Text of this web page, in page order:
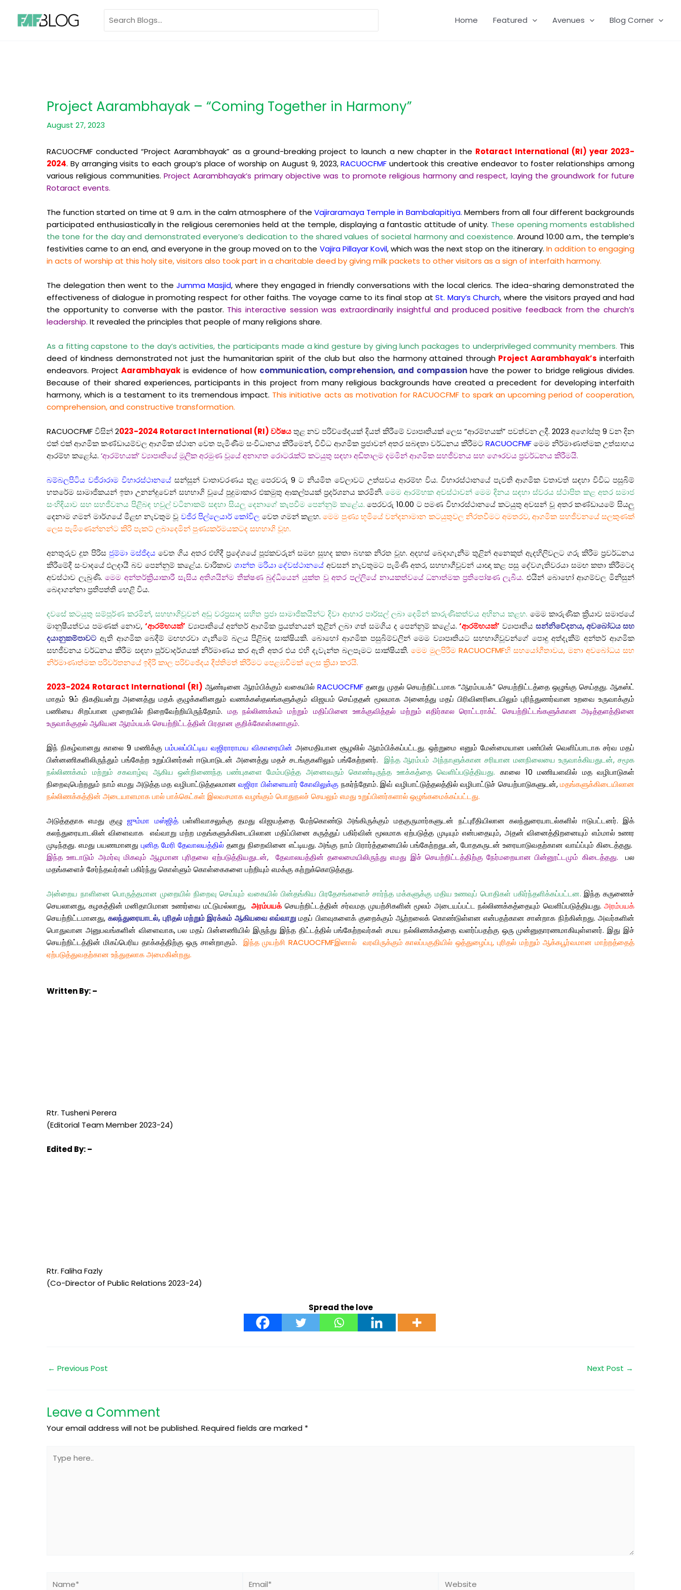
content
Home Featured Avenues Blog Corner
Project Aarambhayak – “Coming Together in Harmony”
August 27, 2023
RACUOCFMF conducted “Project Aarambhayak” as a ground-breaking project to launch a new chapter in the Rotaract International (RI) year 2023-
2024. By arranging visits to each group’s place of worship on August 9, 2023,RACUOCFMF undertook this creative endeavor to foster relationships among
various religious communities. Project Aarambhayak’s primary objective was to promote religious harmony and respect, laying the groundwork for future
Rotaract events.
The function started on time at 9 a.m. in the calm atmosphere of theVajiraramaya Temple in Bambalapitiya. Members from all four different backgrounds
participated enthusiastically in the religious ceremonies held at the temple, displaying a fantastic attitude of unity. These opening moments established
the tone for the day and demonstrated everyone’s dedication to the shared values of societal harmony and coexistence.Around 10:00 a.m., the temple’s
festivities came to an end, and everyone in the group moved on to the Vajira Pillayar Kovil, which was the next stop on the itinerary. In addition to engaging
in acts of worship at this holy site, visitors also took part in a charitable deed by giving milk packets to other visitors as a sign of interfaith harmony.
The delegation then went to the Jumma Masjid, where they engaged in friendly conversations with the local clerics. The idea-sharing demonstrated the
effectiveness of dialogue in promoting respect for other faiths. The voyage came to its final stop atSt. Mary’s Church, where the visitors prayed and had
the opportunity to converse with the pastor. This interactive session was extraordinarily insightful and produced positive feedback from the church’s
leadership. It revealed the principles that people of many religions share.
As a fitting capstone to the day’s activities, the participants made a kind gesture by giving lunch packages to underprivileged community members. This
deed of kindness demonstrated not just the humanitarian spirit of the club but also the harmony attained through Project Aarambhayak’s interfaith
endeavors. ProjectAarambhayak is evidence of how communication, comprehension, and compassionhave the power to bridge religious divides.
Because of their shared experiences, participants in this project from many religious backgrounds have created a precedent for developing interfaith
harmony, which is a testament to its tremendous impact. This initiative acts as motivation for RACUOCFMF to spark an upcoming period of cooperation,
comprehension, and constructive transformation.
RACUOCFMF විසින් 2023-2024 Rotaract International (RI) වර්ෂයතුළ නව පරිච්ඡේදයක් දියත් කිරීමේ ව්‍යාපෘතියක් ලෙස “ආරම්භයක්” පවත්වන ලදී. 2023 අගෝස්තු 9 වන දින
එක් එක් ආගමික කණ්ඩායම්වල ආගමික ස්ථාන වෙත පැමිණීම සංවිධානය කිරීමෙන්, විවිධ ආගමික ප්‍රජාවන් අතර සබඳතා වර්ධනය කිරීමටRACUOCFMFමෙම නිර්මාණාත්මක උත්සාහය
ආරම්භ කළෝය. ‘ආරම්භයක්’ ව්‍යාපෘතියේ මූලික අරමුණ වූයේ අනාගත රොටරැක්ට් කටයුතු සඳහා අඩිතාලම දමමින් ආගමික සහජීවනය සහ ගෞරවය ප්‍රවර්ධනය කිරීමයි.
බම්බලපිටිය වජිරාරාම විහාරස්ථානයේසන්සුන් වාතාවරණය තුළ පෙරවරු 9 ට නියමිත වේලාවට උත්සවය ආරම්භ විය. විහාරස්ථානයේ පැවති ආගමික වතාවත් සඳහා විවිධ පසුබිම්
හතරේම සාමාජිකයන් ඉතා උනන්දුවෙන් සහභාගි වූයේ පුදුමාකාර එකමුතු ආකල්පයක් ප්‍රදර්ශනය කරමිනි.මෙම ආරම්භක අවස්ථාවන් මෙම දිනය සඳහා ස්වරය ස්ථාපිත කළ අතර සමාජ
සංහිඳියාව සහ සහජීවනය පිළිබඳ හවුල් වටිනාකම් සඳහා සියලු දෙනාගේ කැපවීම පෙන්නුම් කළේය.පෙරවරු 10.00 ට පමණ විහාරස්ථානයේ කටයුතු අවසන් වූ අතර කණ්ඩායමේ සියලු
දෙනාම ගමන් මාර්ගයේ මීළඟ නැවතුම වූ වජිර පිල්ලෙයාර් කෝවිල වෙත ගමන් කළහ.මෙම පුණ්‍ය භූමියේ වන්දනාමාන කටයුතුවල නිරතවීමට අමතරව, ආගමික සහජීවනයේ සලකුණක්
ලෙස පැමිණෙන්නන්ට කිරි පැකට් ලබාදෙමින් පුණ්‍යකර්මයකටද සහභාගි වූහ.
අනතුරුව දූත පිරිස ජුම්මා මස්ජිදය වෙත ගිය අතර එහිදී ප්‍රදේශයේ පූජකවරුන් සමඟ සුහද කතා බහක නිරත වූහ. අදහස් බෙදාගැනීම තුළින් අනෙකුත් ඇදහිලිවලට ගරු කිරීම ප්‍රවර්ධනය
කිරීමේදී සංවාදයේ ඵලදායී බව පෙන්නුම් කළේය.චාරිකාවශාන්ත මරියා දේවස්ථානයේ අවසන් නැවතුමට පැමිණි අතර, සහභාගීවූවන් යාඥා කළ පසු දේවගැතිවරයා සමඟ කතා කිරීමටද
අවස්ථාව ලැබුණි.මෙම අන්තර්ක්‍රියාකාරී සැසිය අතිශයින්ම තීක්ෂණ බුද්ධියෙන් යුක්ත වූ අතර පල්ලියේ නායකත්වයේ ධනාත්මක ප්‍රතිපෝෂණ ලැබීය. එයින් බොහෝ ආගම්වල මිනිසුන්
බෙදාගන්නා ප්‍රතිපත්ති හෙළි විය.
දවසේ කටයුතු සම්පූර්ණ කරමින්, සහභාගිවූවන් අඩු වරප්‍රසාද සහිත ප්‍රජා සාමාජිකයින්ට දිවා ආහාර පාර්සල් ලබා දෙමින් කාරුණිකත්වය අභිනය කළහ. මෙම කාරුණික ක්‍රියාව සමාජයේ
මානුෂීයත්වය පමණක් නොව, ‘ආරම්භයක්’ ව්‍යාපෘතියේ අන්තර් ආගමික ප්‍රයත්නයන් තුළින් ලබා ගත් සමගිය ද පෙන්නුම් කළේය.‘ආරම්භයක්’ ව්‍යාපෘතියසන්නිවේදනය, අවබෝධය සහ
දයානුකම්පාවට ඇති ආගමික බෙදීම් මඟහරවා ගැනීමේ බලය පිළිබඳ සාක්ෂියකි. බොහෝ ආගමික පසුබිම්වලින් මෙම ව්‍යාපෘතියට සහභාගිවූවන්ගේ පොදු අත්දැකීම් අන්තර් ආගමික
සහජීවනය වර්ධනය කිරීම සඳහා පූර්වාදර්ශයක් නිර්මාණය කර ඇති අතර එය එහි දැවැන්ත බලපෑමට සාක්ෂියකි. මෙම මුලපිරීම RACUOCFMFහි සහයෝගීතාවය, මනා අවබෝධය සහ
නිර්මාණාත්මක පරිවර්තනයේ ඉදිරි කාල පරිච්ඡේදය දීප්තිමත් කිරීමට පෙළඹවීමක් ලෙස ක්‍රියා කරයි.
2023-2024 Rotaract International (RI) ஆண்டினை ஆரம்பிக்கும் வகையில் RACUOCFMF தனது முதல் செயற்றிட்டமாக “ஆரம்பயக்” செயற்றிட்டத்தை ஒழுங்கு செய்தது. ஆகஸ்ட்
மாதம் 9ம் திகதியன்று அனைத்து மதக் குழுக்களினதும் வணக்கஸ்தலங்களுக்கும் விஜயம் செய்ததன் மூலமாக அனைத்து மதப் பிரிவினரிடையிலும் புரிந்துணர்வான உறவை உருவாக்கும்
பணியை சிறப்பான முறையில் நிறைவேற்றியிருந்தோம். மத நல்லிணக்கம் மற்றும் மதிப்பினை ஊக்குவித்தல் மற்றும் எதிர்கால ரொட்டராக்ட் செயற்றிட்டங்களுக்கான அடித்தளத்தினை
உருவாக்குதல்ஆகியன ஆரம்பயக்செயற்றிட்டத்தின் பிரதான குறிக்கோள்களாகும்.
இந் நிகழ்வானது காலை 9 மணிக்கு பம்பலப்பிட்டிய வஜிராராமய விகாரையின் அமைதியான சூழலில் ஆரம்பிக்கப்பட்டது.ஒற்றுமை எனும் மேன்மையான பண்பின் வெளிப்பாடாக சர்வ மதப்
பின்னணிகளிலிருந்தும் பங்கேற்ற உறுப்பினர்கள் ஈடுபாடுடன் அனைத்து மதச் சடங்குகளிலும் பங்கேற்றனர்.இந்த ஆரம்பம் அந்நாளுக்கான சரியான மனநிலையை உருவாக்கியதுடன்,சமூக
நல்லிணக்கம் மற்றும் சகவாழ்வு ஆகிய ஒன்றிணைந்த பண்புகளை மேம்படுத்த அனைவரும் கொண்டிருந்த ஊக்கத்தை வெளிப்படுத்தியது.காலை 10மணியளவில் மத வழிபாடுகள்
நிறைவுபெற்றதும் நாம் எமது அடுத்த மத வழிபாட்டுத்தலமான வஜிரா பிள்ளையார் கோவிலுக்கு நகர்ந்தோம். இவ் வழிபாட்டுத்தலத்தில் வழிபாட்டுச் செயற்பாடுகளுடன்,மதங்களுக்கிடையிலான
நல்லிணக்கத்தின் அடையாளமாகபால்பாக்கெட்கள்இலவசமாகவழங்கும் பொதுநலச்செயலும் எமது உறுப்பினர்களால்ஒழுங்கமைக்கப்பட்டது.
அடுத்ததாக எமது குழு ஜும்மா மஸ்ஜித் பள்ளிவாசலுக்கு தமது விஜயத்தை மேற்கொண்டு அங்கிருக்கும் மதகுருமார்களுடன் நட்புரீதியிலான கலந்துரையாடல்களில் ஈடுபட்டனர்.இக்
கலந்துரையாடலின் விளைவாக எவ்வாறு மற்ற மதங்களுக்கிடையிலான மதிப்பினை கருத்துப் பகிர்வின் மூலமாக ஏற்படுத்த முடியும் என்பதையும், அதன் வினைத்திறனையும் எம்மால் உணர
முடிந்தது. எமது பயணமானது புனித மேரி தேவாலயத்தில் தனது நிறைவினை எட்டியது.அங்கு நாம் பிரார்த்தனையில் பங்கேற்றதுடன்,போதகருடன் உரையாடுவதற்கான வாய்ப்பும் கிடைத்தது.
இந்த ஊடாடும் அமர்வு மிகவும் ஆழமான புரிதலை ஏற்படுத்தியதுடன், தேவாலயத்தின் தலைமையிலிருந்து எமது இச் செயற்றிட்டத்திற்கு நேர்மறையான பின்னூட்டமும் கிடைத்தது.
பல
மதங்களைச்சேர்ந்தவர்கள்பகிர்ந்து கொள்ளும் கொள்கைகளைபற்றியும் எமக்குகற்றுக்கொடுத்தது.
அன்றைய நாளினை பொருத்தமான முறையில் நிறைவு செய்யும் வகையில் பின்தங்கிய பிரதேசங்களைச் சார்ந்த மக்களுக்கு மதிய உணவுப் பொதிகள் பகிர்ந்தளிக்கப்பட்டன.இந்த கருணைச்
செயலானது, கழகத்தின் மனிதாபிமான உணர்வை மட்டுமல்லாது, அரம்பயக் செயற்றிட்டத்தின் சர்வமத முயற்சிகளின் மூலம் அடையப்பட்ட நல்லிணக்கத்தையும் வெளிப்படுத்தியது. அரம்பயக்
செயற்றிட்டமானது,கலந்துரையாடல், புரிதல் மற்றும் இரக்கம் ஆகியவை எவ்வாறு மதப் பிளவுகளைக் குறைக்கும் ஆற்றலைக் கொண்டுள்ளன என்பதற்கான சான்றாக நிற்கின்றது.அவர்களின்
பொதுவான அனுபவங்களின் விளைவாக,பல மதப் பின்னணியில் இருந்து இந்த திட்டத்தில் பங்கேற்றவர்கள் சமய நல்லிணக்கத்தை வளர்ப்பதற்கு ஒரு முன்னுதாரணமாகியுள்ளனர்.இது இச்
செயற்றிட்டத்தின் மிகப்பெரிய தாக்கத்திற்கு ஒரு சான்றாகும். இந்த முயற்சி RACUOCFMFஇனால் வரவிருக்கும் காலப்பகுதியில் ஒத்துழைப்பு, புரிதல் மற்றும் ஆக்கபூர்வமான மாற்றத்தைத்
ஏற்படுத்துவதற்கான உந்துதலாக அமைகின்றது.
WrittenBy: –
Rtr. Tusheni Perera
(Editorial Team Member 2023-24)
Edited By: –
Rtr. Faliha Fazly
(Co-Director of Public Relations 2023-24)
Spread the love
← Previous Post Next Post →
Leave a Comment
Your email address will not be published. Required fields are marked *
here..